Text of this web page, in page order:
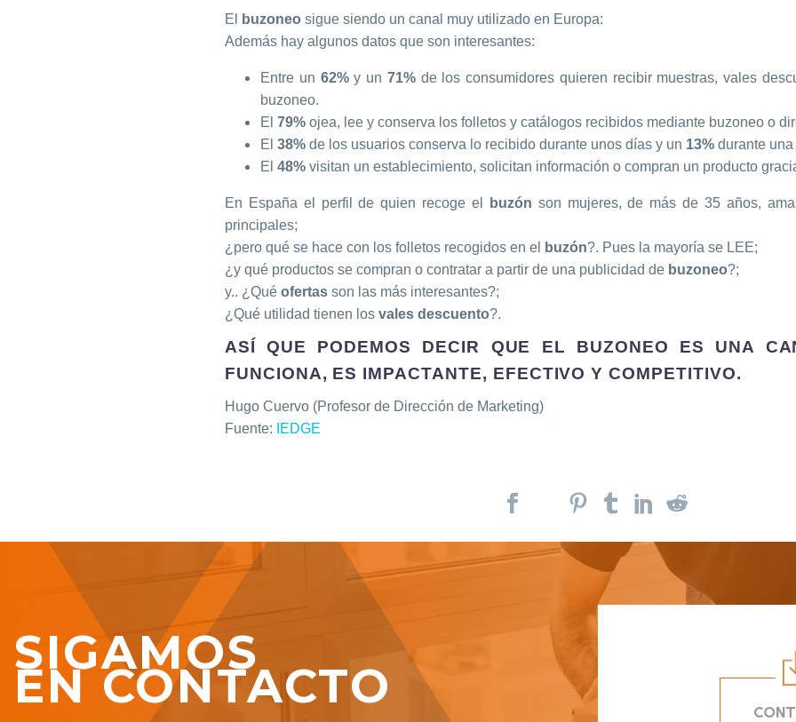
El buzoneo sigue siendo un canal muy utilizado en Europa:
Además hay algunos datos que son interesantes:
Entre un 62%y un 71%de los consumidores quieren recibir muestras, vales
buzoneo.
El 79% ojea, lee y conserva los folletos y catálogos recibidos mediante buzoneo o
El 38% de los usuarios conserva lo recibido durante unos días y un 13% durante
El 48% visitan un establecimiento, solicitan información o compran un producto
En España el perfil de quien recoge el buzón son mujeres, de más de 35 años,
principales;
¿pero qué se hace con los folletos recogidos en el
buzón?. Pues la mayoría se LEE;
¿y qué productos se compran o contratar a partir de una publicidad de buzoneo?;
y.. ¿Qué ofertas son las más interesantes?;
¿Qué utilidad tienen los vales descuento?.
ASÍ QUE PODEMOS DECIR QUE EL BUZONEO ES UNA
FUNCIONA, ES IMPACTANTE, EFECTIVO Y COMPETITIVO.
Hugo Cuervo (Profesor de Dirección de Marketing)
Fuente:
IEDGE
SIGAMOS
EN CONTACTO